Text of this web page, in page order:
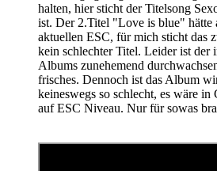
halten, hier sticht der Titelsong
ist. Der 2.Titel "Love is blue" hätte
aktuellen ESC, für mich sticht das
kein schlechter Titel. Leider ist der
Albums zunehemend
frisches. Dennoch ist das Album
keineswegs so schlecht, es wäre
auf ESC Niveau. Nur für sowas